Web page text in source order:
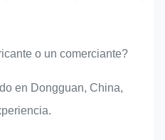
o un comerciante?
en Dongguan, China,